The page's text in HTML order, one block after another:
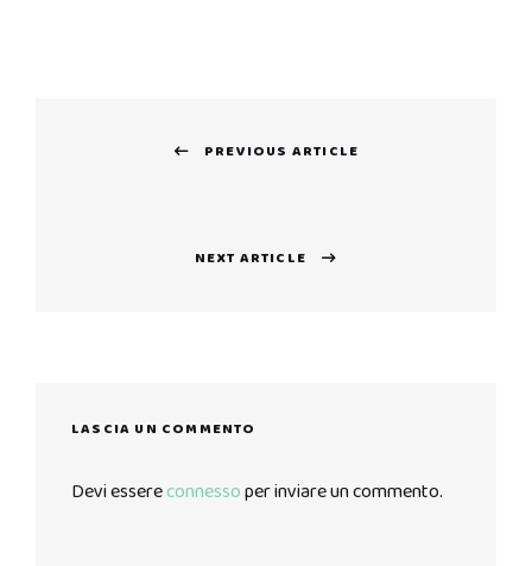
PREVIOUS ARTICLE
NEXT ARTICLE
LASCIA UN COMMENTO
Devi essereconnessoper inviare un commento.